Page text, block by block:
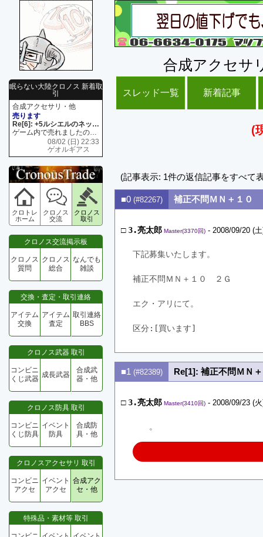
眠らない大陸クロノス 新着取
引
合成アクセサリ・他
売ります
Re[6]: +5ルシエルのネックレス
ゲーム内で売れましたので 在庫がネク1 リング4 となります リングのお値段は80G といたします
08/02 (日) 22:33
ゲオルギアス
クロトレ
ホーム
クロノス
交流
クロノス
取引
クロノス交流掲示板
クロノス
質問
クロノス
総合
なんでも
雑談
交換・査定・取引連絡
アイテム
交換
アイテム
査定
取引連絡
BBS
クロノス武器 取引
コンビニ
くじ武器 成長武器
合成武
器・他
クロノス防具 取引
コンビニ
くじ防具
イベント
防具
合成防
具・他
クロノスアクセサリ 取引
コンビニ
アクセ
イベント
アクセ
合成アク
セ・他
特殊品・素材等 取引
合成アクセサ
スレッド一覧 新着記事
(
(記事表示: 1件の返信記事をすべて
■0 (#82267) 補正不問ＭＮ＋１０
□3.亮太郎 Master(3370回) - 2008/09/20 (
下記募集いたします。
補正不問ＭＮ＋１０　２Ｇ
エク・アリにて。
区分:[買います]
■1 (#82389) Re[1]: 補正不問ＭＮ
□3.亮太郎 Master(3410回) - 2008/09/23 (
。